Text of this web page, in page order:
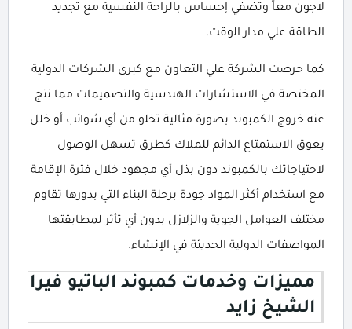
لاجون معاً وتضفي إحساس بالراحة النفسية مع تجديد
الطاقة علي مدار الوقت.
كما حرصت الشركة علي التعاون مع كبرى الشركات الدولية
المختصة في الاستشارات الهندسية والتصميمات مما نتج
عنه خروج الكمبوند بصورة مثالية تخلو من أي شوائب أو خلل
يعوق الاستمتاع الدائم للملاك كطرق تسهل الوصول
لاحتياجاتك بالكمبوند دون بذل أي مجهود خلال فترة الإقامة
مع استخدام أكثر المواد جودة برحلة البناء التي بدورها تقاوم
مختلف العوامل الجوية والزلازل بدون أي تأثر لمطابقتها
المواصفات الدولية الحديثة في الإنشاء.
مميزات وخدمات كمبوند الباتيو فيرا
الشيخ زايد